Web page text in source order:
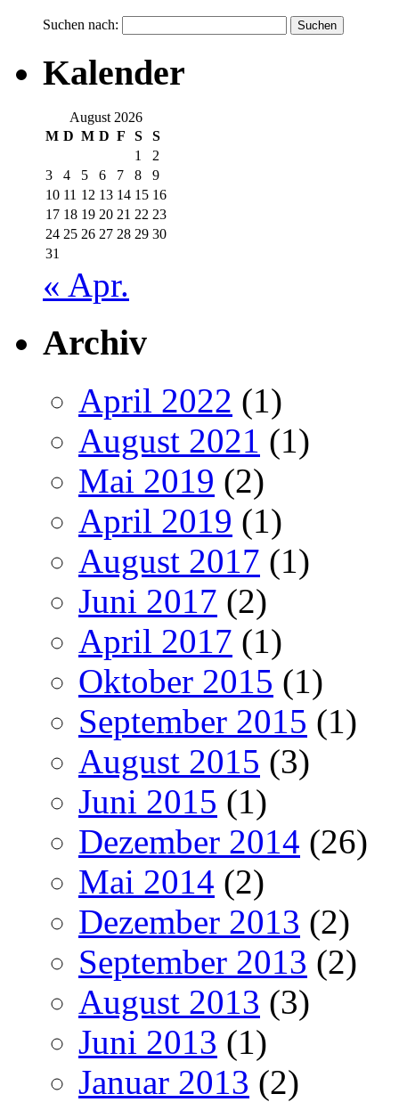
Suchen nach:
Kalender
August 2026
M D M D F S
S
1
2
3
4 5 6 7 8
9
10 11 12 13 14 15 16
17 18 19 20 21 22 23
24 25 26 27 28 29 30
31
« Apr.
Archiv
April 2022 (1)
August 2021 (1)
Mai 2019 (2)
April 2019 (1)
August 2017 (1)
Juni 2017 (2)
April 2017 (1)
Oktober 2015 (1)
September 2015 (1)
August 2015 (3)
Juni 2015 (1)
Dezember 2014 (26)
Mai 2014 (2)
Dezember 2013 (2)
September 2013 (2)
August 2013 (3)
Juni 2013 (1)
Januar 2013 (2)